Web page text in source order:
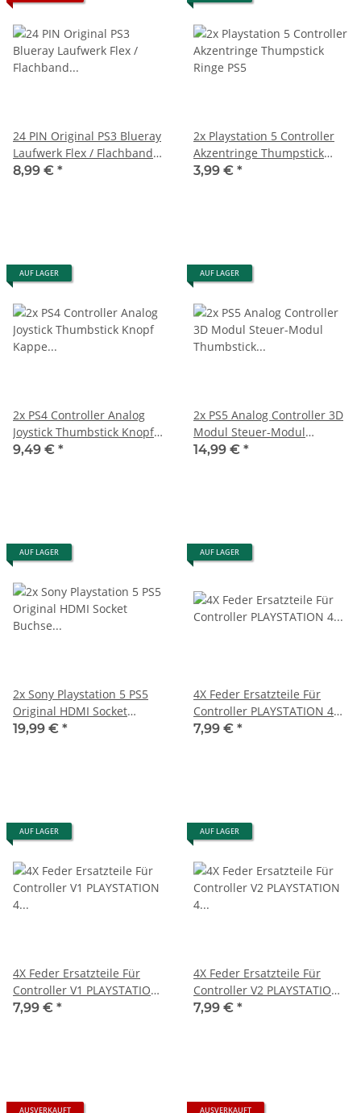
24 PIN Original PS3 Blueray
Laufwerk Flex / Flachband
Kabel für 410
8,99 € *
2x Playstation 5 Controller
Akzentringe Thumpstick
Ringe PS5
3,99 € *
AUF LAGER
2x PS4 Controller Analog
Joystick Thumbstick Knopf
Kappe für Sony PlayStation
9,49 € *
AUF LAGER
2x PS5 Analog Controller 3D
Modul Steuer-Modul
Thumbstick Ersatzteil Stick
14,99 € *
AUF LAGER
2x Sony Playstation 5 PS5
Original HDMI Socket
Buchse Ersatz Port
19,99 € *
AUF LAGER
4X Feder Ersatzteile Für
Controller PLAYSTATION 4
PS4 Dual Shock Pad Key
7,99 € *
AUF LAGER
4X Feder Ersatzteile Für
Controller V1 PLAYSTATION
4 PS4 Dual Shock Pad Key
7,99 € *
AUF LAGER
4X Feder Ersatzteile Für
Controller V2 PLAYSTATION
4 PS4 Dual Shock Pad Key
7,99 € *
AUSVERKAUFT AUSVERKAUFT